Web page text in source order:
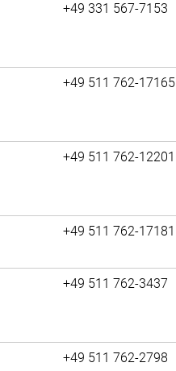
+49 331 567-7153
+49 511 762-17165
+49 511 762-12201
+49 511 762-17181
+49 511 762-3437
+49 511 762-2798